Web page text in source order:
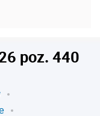
poz. 440